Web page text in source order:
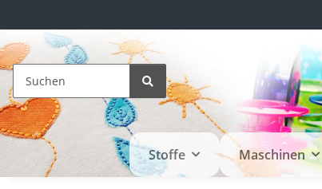
Stoffe Maschinen